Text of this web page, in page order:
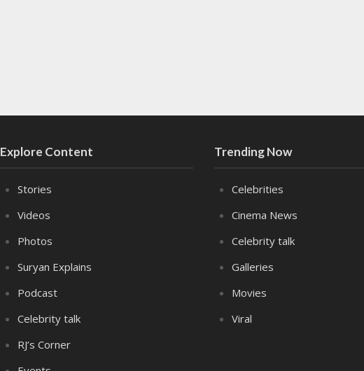
Explore Content
Stories
Videos
Photos
Suryan Explains
Podcast
Celebrity talk
RJ’s Corner
Trending Now
Celebrities
Cinema News
Celebrity talk
Galleries
Movies
Viral